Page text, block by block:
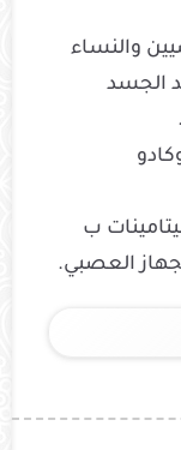
والنساء
الجسد
ب
العصبي.